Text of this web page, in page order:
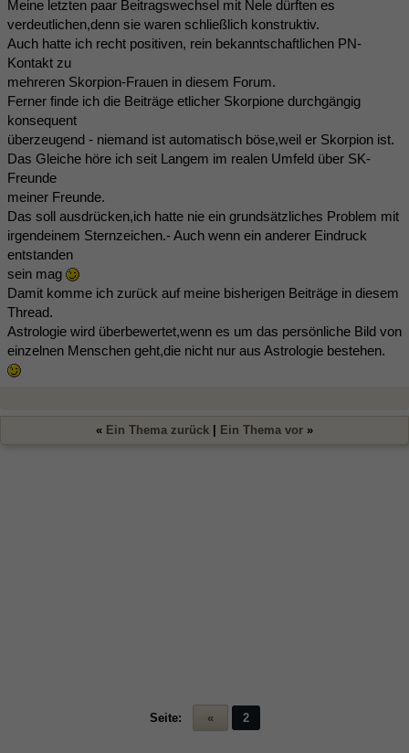
Meine letzten paar Beitragswechsel mit Nele dürften es
verdeutlichen,denn sie waren schließlich konstruktiv.
Auch hatte ich recht positiven, rein bekanntschaftlichen PN-
Kontakt zu
mehreren Skorpion-Frauen in diesem Forum.
Ferner finde ich die Beiträge etlicher Skorpione durchgängig
konsequent
überzeugend - niemand ist automatisch böse,weil er Skorpion ist.
Das Gleiche höre ich seit Langem im realen Umfeld über SK-
Freunde
meiner Freunde.
Das soll ausdrücken,ich hatte nie ein grundsätzliches Problem mit
irgendeinem Sternzeichen.- Auch wenn ein anderer Eindruck
entstanden
sein mag
Damit komme ich zurück auf meine bisherigen Beiträge in diesem
Thread.
Astrologie wird überbewertet,wenn es um das persönliche Bild von
einzelnen Menschen geht,die nicht nur aus Astrologie bestehen.
« Ein Thema zurück | Ein Thema vor »
Seite: « 2